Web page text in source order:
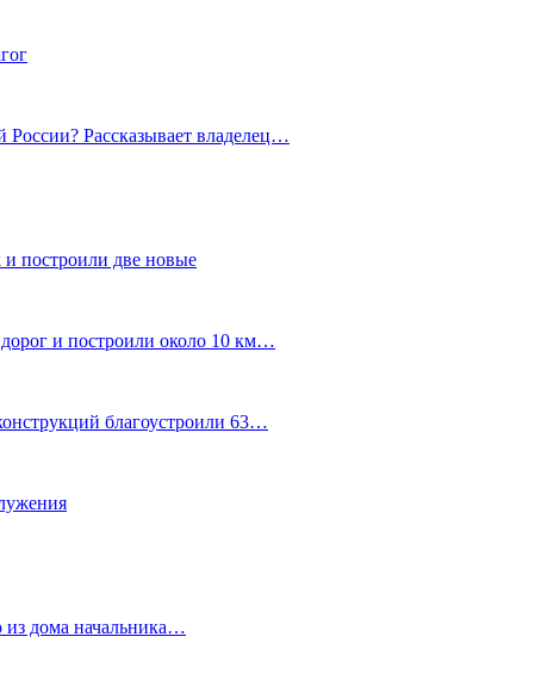
России? Рассказывает владелец…
и построили две новые
и построили около 10 км…
благоустроили 63…
из дома начальника…